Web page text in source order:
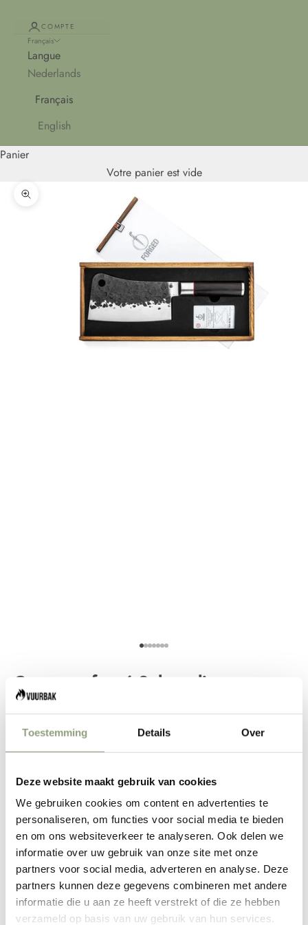
Toestemming Details Over
Deze website maakt gebruik van cookies
We gebruiken cookies om content en advertenties te
personaliseren, om functies voor social media te bieden
en om ons websiteverkeer te analyseren. Ook delen we
informatie over uw gebruik van onze site met onze
partners voor social media, adverteren en analyse. Deze
partners kunnen deze gegevens combineren met andere
informatie die u aan ze heeft verstrekt of die ze hebben
verzameld op basis van uw gebruik van hun services.
COMPTE
Français
Langue
Nederlands
Français
English
Panier
Votre panier est vide
Zoomer sur l'image
Aller à l'élément 1
Aller à l'élément 2
Aller à l'élément 3
Aller à l'élément 4
Aller à l'élément 5
Aller à l'élément 6
Aller à l'élément 7
Couperet forgé Sebra alias
Couperet asiatique
Prix de vente
€84,96Prix normal
€99,95
Diminuer la quantitéDiminuer la quantité
AJOUTER AU PANIER